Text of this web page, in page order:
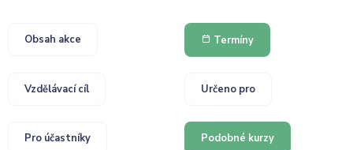
Obsah akce Termíny
Vzdělávací cíl Určeno pro
Pro účastníky Podobné kurzy